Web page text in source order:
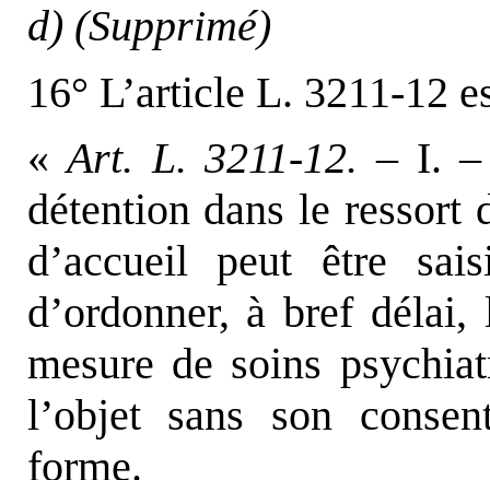
d) (Supprimé)
16° L’article L. 3211-12
«Art. L. 3211-12. – I. –
détention dans le ressort
d’accueil peut être
d’ordonner, à bref
mesure de soins
l’objet sans son
forme.